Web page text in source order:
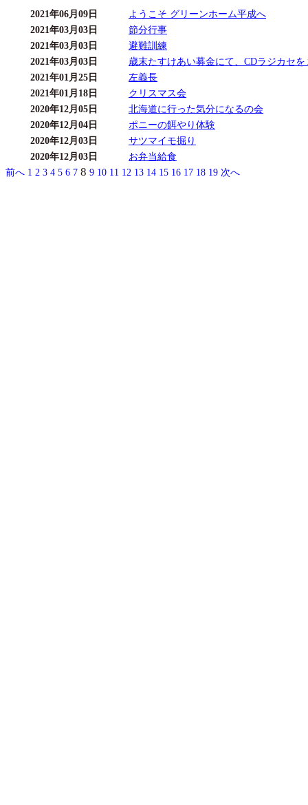
2021年06月09日
ようこそ グリーンホーム平成へ
2021年03月03日
節分行事
2021年03月03日
避難訓練
2021年03月03日
歳末たすけあい募金にて、CDラジカセ
2021年01月25日
左義長
2021年01月18日
クリスマス会
2020年12月05日
北海道に行った気分になるの会
2020年12月04日
ポニーの餌やり体験
2020年12月03日
サツマイモ掘り
2020年12月03日
お弁当給食
前へ 1 2 3 4 5 6 7 8 9 10 11 12 13 14 15 16 17 18 19 次へ